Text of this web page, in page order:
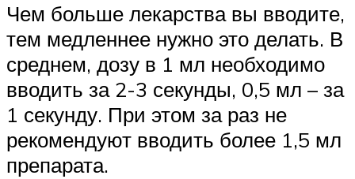
Чем больше лекарства вы вводите,
тем медленнее нужно это делать. В
среднем, дозу в 1 мл необходимо
вводить за 2-3 секунды, 0,5 мл – за
1 секунду. При этом за раз не
рекомендуют вводить более 1,5 мл
препарата.